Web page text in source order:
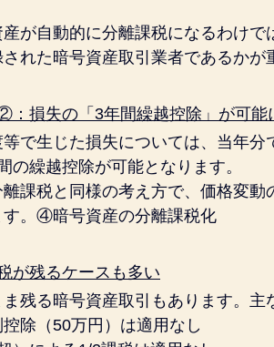
が自動的に分離課税になるわけで
れた暗号資産取引業者であるかが
：損失の「3年間繰越控除」が可能
で生じた損失については、当年
の繰越控除が可能となります。
課税と同様の考え方で、価格変
す。④暗号資産の分離課税化
が残るケースも多い
残る暗号資産取引もあります。主
除（50万円）は適用なし